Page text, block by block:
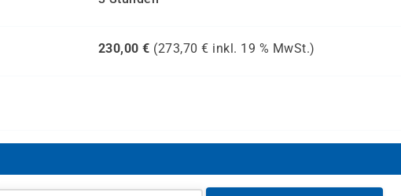
230,00 € (273,70 € inkl. 19 % MwSt.)